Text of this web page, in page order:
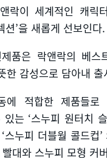
락이 세계적인 캐릭
션’을 새롭게 선보인다.
품은 락앤락의 베스
한 감성으로 담아내
에 적합한 제품들로
있는 ‘스누피 원터치
‘스누피 더블월 콜드컵’
대와 스누피 모형 커